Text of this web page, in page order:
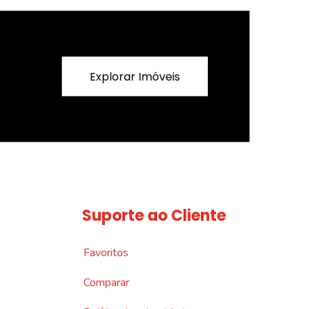
Explorar Imóveis
Suporte ao Cliente
Favoritos
Comparar